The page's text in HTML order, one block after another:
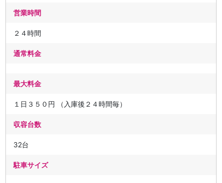
営業時間
２４時間
通常料金
最大料金
１日３５０円 （入庫後２４時間毎）
収容台数
32台
駐車サイズ